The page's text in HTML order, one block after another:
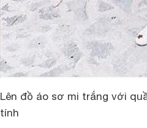
Lên đồ áo sơ mi trắng với
tính